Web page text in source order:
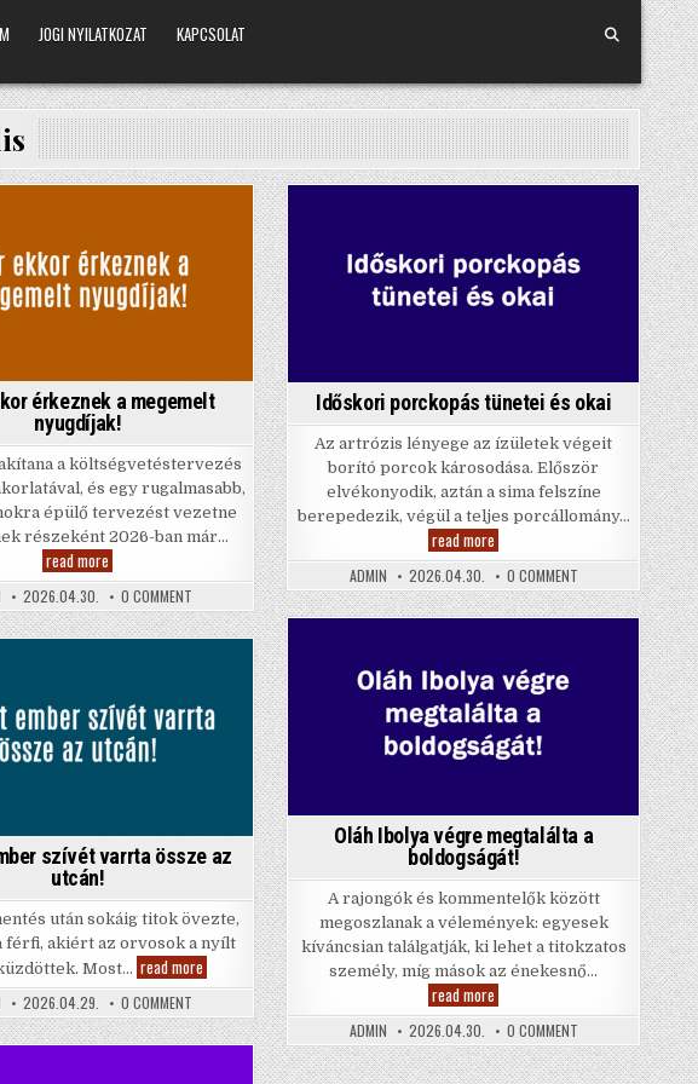
JOGI NYILATKOZAT KAPCSOLAT
in
érkeznek a megemelt
nyugdíjak!
a költségvetéstervezés
és egy rugalmasabb,
épülő tervezést vezetne
részeként 2026-ban már…
read more
ekkor
érkeznek
a
megemelt
nyugdíjak!
2026.04.30. 0 COMMENTON
MÁR
EKKOR
ÉRKEZNEK
NYUGDÍJAK!
in
Időskori porckopás tünetei és okai
Az artrózis lényege az ízületek végeit
borító porcok károsodása. Először
elvékonyodik, aztán a sima felszíne
berepedezik, végül a teljes porcállomány…
read more
porckopás
tünetei
és
okai
ADMIN 2026.04.30. 0 COMMENTON
IDŐSKORI
PORCKOPÁS
TÜNETEI
in
Oláh Ibolya végre megtalálta a
boldogságát!
A rajongók és kommentelők között
megoszlanak a vélemények: egyesek
kíváncsian találgatják, ki lehet a titokzatos
személy, míg mások az énekesnő…
read more
Ibolya
végre
megtalálta
a
boldogságát!
ADMIN 2026.04.30. 0 COMMENTON
OLÁH
IBOLYA
VÉGRE
in
szívét varrta össze az
utcán!
után sokáig titok övezte,
férfi, akiért az orvosok a nyílt
Most… read moreIsmert
ember
szívét
varrta
össze
az
2026.04.29. 0 COMMENTON
ISMERT
EMBER
SZÍVÉT